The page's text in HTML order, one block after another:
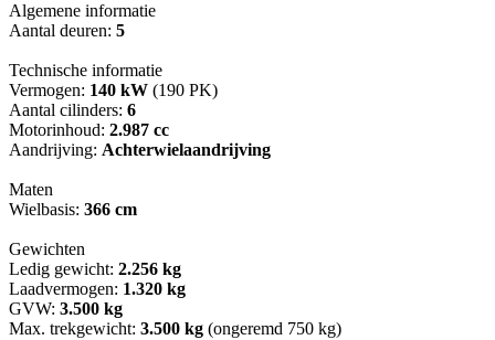
Algemene informatie
Aantal deuren: 5
Technische informatie
Vermogen: 140 kW (190 PK)
Aantal cilinders: 6
Motorinhoud: 2.987 cc
Aandrijving: Achterwielaandrijving
Maten
Wielbasis: 366 cm
Gewichten
Ledig gewicht: 2.256 kg
Laadvermogen: 1.320 kg
GVW: 3.500 kg
Max. trekgewicht: 3.500 kg (ongeremd 750 kg)